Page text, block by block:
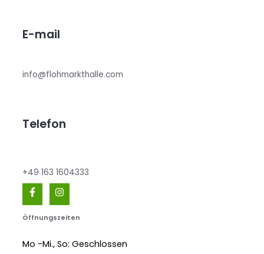
E-mail
info@flohmarkthalle.com
Telefon
+49 163 1604333
Öffnungszeiten
Mo -Mi., So: Geschlossen